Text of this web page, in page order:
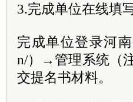
3.完成单位在线填
完成单位登录河
n/）→管理系统（
交提名书材料。